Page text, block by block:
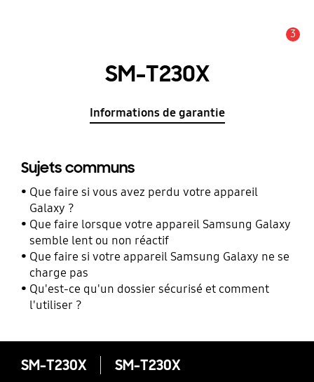
3
SM-T230X
Informations de garantie
Sujets communs
Que faire si vous avez perdu votre appareil
Galaxy ?
Que faire lorsque votre appareil Samsung Galaxy
semble lent ou non réactif
Que faire si votre appareil Samsung Galaxy ne se
charge pas
Qu'est-ce qu'un dossier sécurisé et comment
l'utiliser ?
SM-T230X SM-T230X